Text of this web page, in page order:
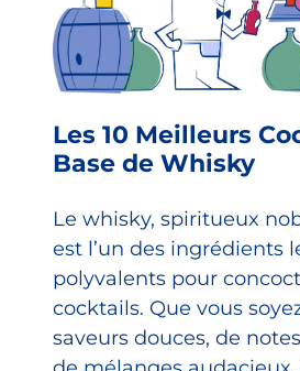
Les 10 Meilleurs
Base de Whisky
Le whisky, spiritueux
est l’un des ingrédients
polyvalents pour
cocktails. Que vous
saveurs douces, de